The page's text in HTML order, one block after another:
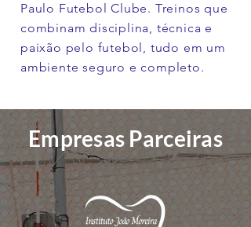
Paulo Futebol Clube. Treinos que
combinam disciplina, técnica e
paixão pelo futebol, tudo em um
ambiente seguro e completo.
Empresas Parceiras